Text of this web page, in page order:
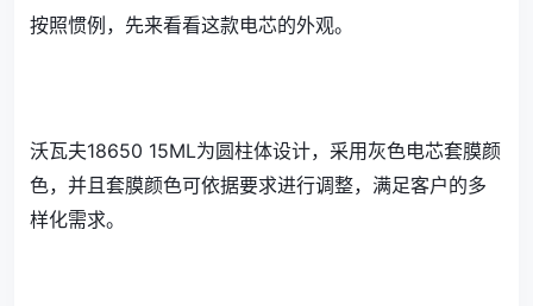
按照惯例，先来看看这款电芯的外观。
沃瓦夫18650 15ML为圆柱体设计，采用灰色电芯套膜颜
色，并且套膜颜色可依据要求进行调整，满足客户的多
样化需求。